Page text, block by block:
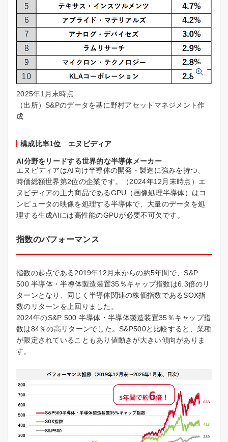
2025年1月末時点
（出所）S&Pのデータを基に野村アセットマネジメント作
成
構成比率1位 エヌビディア
AI分野をリードする世界的な半導体メーカー
エヌビディアはAI向け半導体の開発・製造に強みを持つ、
時価総額世界第2位の企業です。（2024年12月末時点）エ
ヌビディアの主力商品であるGPU（画像処理半導体）はコ
ンピュータの映像を処理する半導体で、大量のデータを処
理する生成AIには高性能のGPUが必要不可欠です。
指数のパフォーマンス
指数の起点である2019年12月末からの約5年間で、S&P
500 半導体・半導体製造装置35％キャップ指数は6.3倍のリ
ターンとなり、同じく半導体関連の株価指数であるSOX指
数のリターンを上回りました。
2024年のS&P 500 半導体・半導体製造装置35％キャップ指
数は84％の高リターンでした。S&P500と比較すると、業種
が限定されていることもあり値動きが大きい傾向がありま
す。